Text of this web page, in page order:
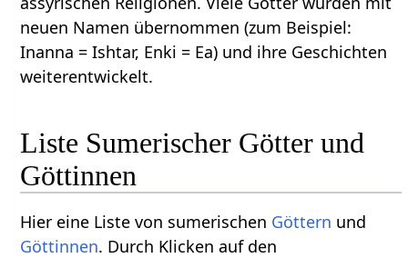
neuen Namen übernommen (zum Beispiel:
Inanna = Ishtar, Enki = Ea) und ihre Geschichten
weiterentwickelt.
Liste Sumerischer Götter und
Göttinnen
Hier eine Liste von sumerischen Göttern und
Göttinnen. Durch Klicken auf den